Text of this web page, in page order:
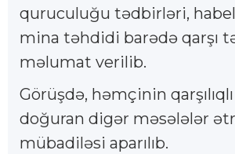
quruculuğu tədbirləri,
mina təhdidi barədə qarşı
məlumat verilib.
Görüşdə, həmçinin
doğuran digər məsələlər
mübadiləsi aparılıb.